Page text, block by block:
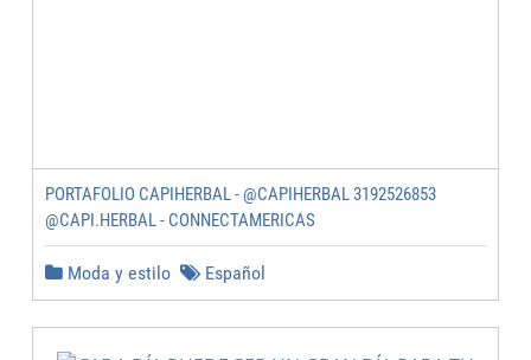
PORTAFOLIO CAPIHERBAL - @CAPIHERBAL 3192526853
@CAPI.HERBAL - CONNECTAMERICAS
Moda y estilo Español